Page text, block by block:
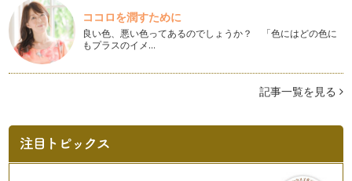
妊娠中のカフェイン摂取で起こる事
妊娠すると、カフェインは取るのをやめる！ 私は、何故かそ
れだけは、妊娠する前から知っていた…
カフェインの体内道筋を知っておきましょう
コーヒー、紅茶、コーラなどに含まれるカフェイン。 妊娠中
カフェインと睡眠の関係性のはなし
お客様から、「寝るのには、カフェインレスが良いですよね」
ココロを潤すために
良い色、悪い色ってあるのでしょうか？ 「色にはどの色に
もプラスのイメ…
記事一覧を見る